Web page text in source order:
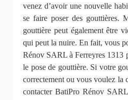
venez d’avoir une nouvelle
se faire poser des gouttières.
gouttière peut également être
qui peut la nuire. En fait, vous
Rénov SARL à Ferreyres 1313
le pose de gouttière. Si votre
correctement ou vous voulez la
contacter BatiPro Rénov